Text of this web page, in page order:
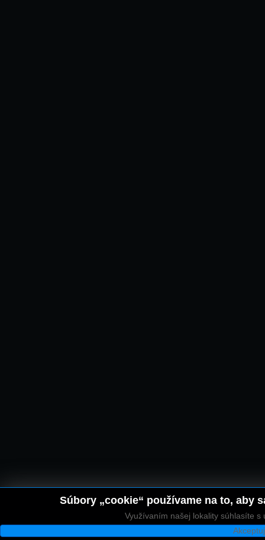
Súbory „cookie“ používame na to, aby
Využívaním našej lokality súhlasíte s